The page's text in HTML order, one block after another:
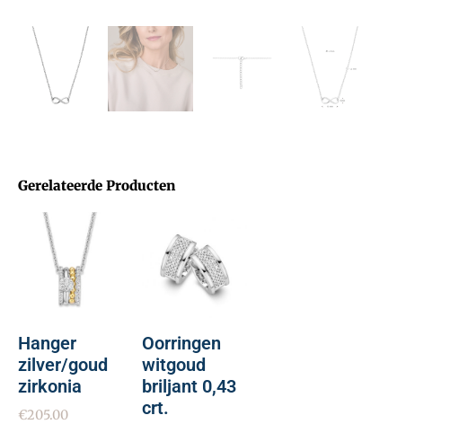
Gerelateerde Producten
Hanger
zilver/goud
zirkonia
€205.00
Oorringen
witgoud
briljant 0,43
crt.